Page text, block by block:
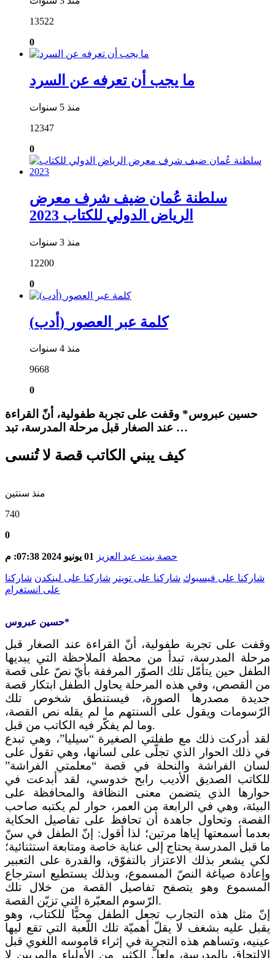
13522
0
ما يجب أن تعرفه عن السرد
منذ 5 سنوات
12347
0
سلطنة عُمان ضيف شرف معرض
الرياض الدولي للكتاب 2023
منذ 3 سنوات
12200
0
(أدب) كلمة عبر العصور
منذ 4 سنوات
9668
0
حسين عبروس* وقفت على تجربة طفولية، أنّ القراءة
عند الصغار قبل مرحلة المدرسة، تبد …
كيف يبني الكاتب قصة لا تُنسى
منذ سنتين
740
0
حصة بنت عبد العزيز 01 يونيو 2024 07:38: م
شاركنا على فيسبوك شاركنا على تويتر شاركنا على لينكدن شاركنا
على انستغرام
حسين عبروس*
وقفت على تجربة طفولية، أنّ القراءة عند الصغار قبل
مرحلة المدرسة، تبدأ من محطة الملاحظة التي يبديها
الطفل حين يتأمّل تلك الصوّر المرفقة بأيّ نصّ على قصة
من القصص، وفي هذه المرحلة يحاول الطفل ابتكار قصة
جديدة مصدرها الصورة، فيستنطق شخوص تلك
الرّسومات ويقول على ألسنتهم ما لم يقله نص القصة،
وما لم يفكّر فيه الكاتب من قبل.
لقد أدركت ذلك مع طفلتي الصغيرة “سيليا”، وهي تبدع
في ذلك الحوار الذي تجلّى على لسانها، وهي تقول على
لسان الفراشة والنحلة في قصة “معلمتي الفراشة”
للكاتب الصديق الأديب رابح خدوسي، لقد أبدعت في
حوارها الذي يتضمن معنى النظافة والمحافظة على
البيئة، وهي في الرابعة من العمر، حوار لم يكتبه صاحب
القصة، وتحاول جاهدة أن تحافظ على تفاصيل الحكاية
بعدما أسمعتها إياها مرتين؛ لذا أقول: إنّ الطفل في سنّ
ما قبل المدرسة يحتاج إلى عناية خاصة ومتابعة استثنائية؛
لكي يشعر بذلك الاعتزاز بالتفوّق، والقدرة على التعبير
وإعادة صياغة النصّ المسموع، وبذلك يستطيع استرجاع
المسموع وهو يتصفح تفاصيل القصة من خلال تلك
الرّسوم المعبّرة التي تزيّن القصة.
إنّ مثل هذه التجارب تجعل الطفل محبًّا للكتاب، وهو
يقبل عليه بشغف لا يقلّ أهميّة تلك اللّعبة التي تقع ليها
عينيه، وتساهم هذه التجربة في إثراء قاموسه اللغوي قبل
الالتحاق بالمدرسة، ولعلّ الكثير من الأولياء والمربين لا